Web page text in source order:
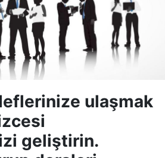
ulaşmak
geliştirin.